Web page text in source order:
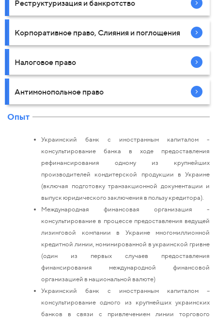
Реструктуризация и банкротство
Корпоративное право, Слияния и поглощения
Налоговое право
Антимонопольное право
Опыт
Украинский банк с иностранным капиталом -
консультирование банка в ходе предоставления
рефинансирования одному из крупнейших
производителей кондитерской продукции в Украине
(включая подготовку транзакционной документации и
выпуск юридического заключения в пользу кредитора).
Международная финансовая организация -
консультирование в процессе предоставления ведущей
лизинговой компании в Украине многомиллионной
кредитной линии, номинированной в украинской гривне
(один из первых случаев предоставления
финансирования международной финансовой
организацией в национальной валюте)
Украинский банк с иностранным капиталом –
консультирование одного из крупнейших украинских
банков в связи с привлечением линии торгового